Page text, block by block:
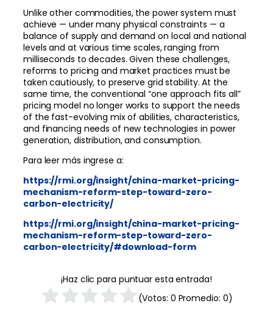
Unlike other commodities, the power system must
achieve — under many physical constraints — a
balance of supply and demand on local and national
levels and at various time scales, ranging from
milliseconds to decades. Given these challenges,
reforms to pricing and market practices must be
taken cautiously, to preserve grid stability. At the
same time, the conventional “one approach fits all”
pricing model no longer works to support the needs
of the fast-evolving mix of abilities, characteristics,
and financing needs of new technologies in power
generation, distribution, and consumption.
Para leer más ingrese a:
https://rmi.org/insight/china-market-pricing-
mechanism-reform-step-toward-zero-
carbon-electricity/
https://rmi.org/insight/china-market-pricing-
mechanism-reform-step-toward-zero-
carbon-electricity/#download-form
¡Haz clic para puntuar esta entrada!
(Votos: 0 Promedio: 0)